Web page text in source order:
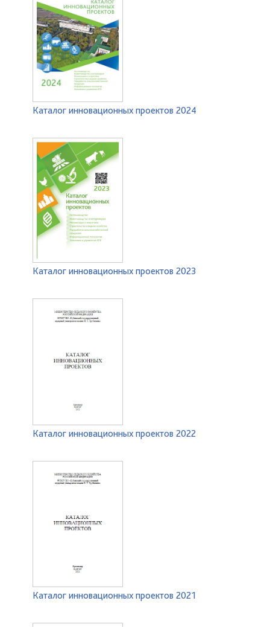
Каталог инновационных проектов 2024
Каталог инновационных проектов 2023
Каталог инновационных проектов 2022
Каталог инновационных проектов 2021